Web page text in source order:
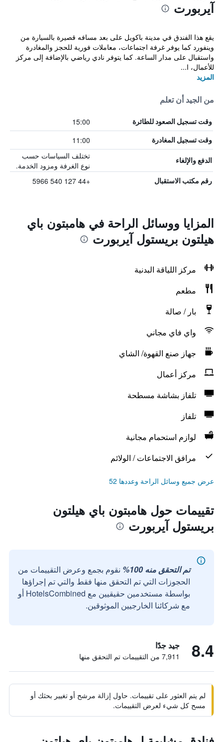
آيربورت
يقع هذا الفندق في مدينة باكويل على بعد مسافه قصيرة بالسيارة من
وينفورد كما يوفر غرفة اجتماعات، معاملات فورية للحجز والمغادرة
واستقبال على مدار الساعة. كما يتوفر نادي رياضي بالإضافة إلى مركز
للأعمال، ا...
المزيد
من الجيد أن تعلم
وقت تسجيل الصعود للطائرة 15:00
وقت تسجيل المغادرة 11:00
الدفع والإلغاء
تختلف السياسات حسب
نوع الغرفة ومزود الخدمة.
رقم مكتب الاستقبال +44 127 540 5966
المزايا ووسائل الراحة في هامبتون باي
هيلتون بريستول آيربورت
مركز اللياقة البدنية
مطعم
بار / صالة
واي فاي مجاني
جهاز صنع القهوة/ الشاي
مركز أعمال
تلفاز بشاشة مسطحة
تلفاز
لوازم استحمام مجانية
مرافق الاجتماعات / الولائم
عرض جميع وسائل الراحة وعددها 52
تقييمات حول هامبتون باي هيلتون
بريستول آيربورت
تم التحقق منه 100%
نقوم بجمع وعرض التقييمات من
الحجوزات التي تم التحقق منها فقط والتي تم إجراؤها
بواسطة مستخدمين حقيقيين مع HotelsCombined أو
مع شركائنا الخارجيين الموثوقين.
8.4 جيد جدًا
7,911 من التقييمات تم التحقق منها
لم يتم العثور على تقييمات. حاول إزالة مرشح أو تغيير بحثك أو
مسح كل شيء لعرض التقييمات.